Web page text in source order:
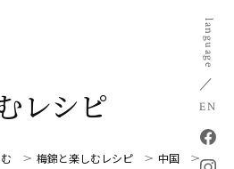
language
EN
レシピ
梅錦と楽しむレシピ
中国